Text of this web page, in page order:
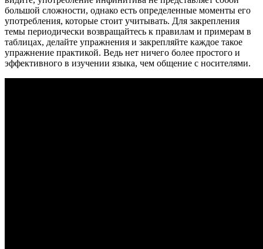
большой сложности, однако есть определенные моменты его
употребления, которые стоит учитывать. Для закрепления
темы периодически возвращайтесь к правилам и примерам в
таблицах, делайте упражнения и закрепляйте каждое такое
упражнение практикой. Ведь нет ничего более простого и
эффективного в изучении языка, чем общение с носителями.